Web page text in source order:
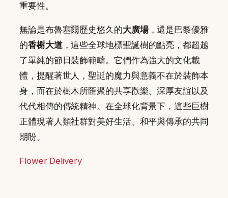
重要性。
無論是布魯塞爾歷史悠久的大廣場，還是巴黎優雅
的香榭大道，這些全球地標聖誕樹的點亮，都超越
了單純的節日裝飾範疇。它們作為強大的文化載
體，提醒著世人，聖誕的魔力與意義不在於裝飾本
身，而在於樹木所匯聚的共享歡樂、深厚友誼以及
代代相傳的傳統精神。在全球化背景下，這些巨樹
正體現著人類社群對美好生活、和平與傳承的共同
期盼。
Flower Delivery